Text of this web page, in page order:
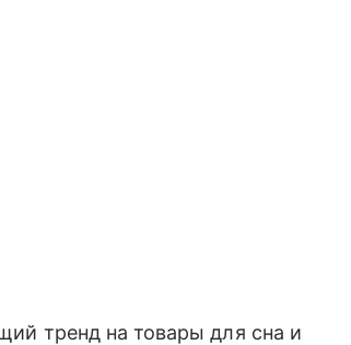
тренд на товары для сна и